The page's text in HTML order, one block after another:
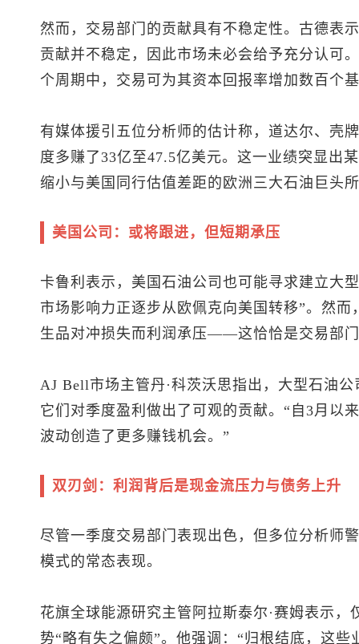
然而，交易部门的贡献具有不稳定性。古德表
贡献并不稳定，因此市场未必会给予充分认可
个周期中，交易可为其资本回报率增加数百个
有媒体援引五位分析师的估计称，道达尔、壳
度多赚了33亿至47.5亿美元。这一业绩突显
缩小与美国同行估值差距的欧洲三大石油巨头
美国公司：或将跟进，但短期承压
卡鲁利表示，美国石油公司也可能寻求建立大
市场影响力正逐步从欧佩克向美国转移”。然
生品对冲损失而利润承压——这恰恰是交易部
AJ Bell市场主管丹·科茨沃思指出，大型石油
它们对季度盈利做出了可观的贡献。“自3月以
波动创造了更多赚钱机会。”
双刃剑：利润背后是现金流压力与债务上升
尽管一季度交易部门表现出色，但多位分析师
模式的常态表现。
花旗全球能源研究主管阿拉斯泰尔·赛姆表示
势“略有失之偏颇”。他强调：“归根结底，这